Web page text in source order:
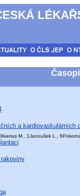
a kardiovaskulárních
M., 1Janoušek L.,